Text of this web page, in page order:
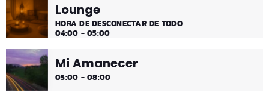
Lounge
HORA DE DESCONECTAR DE TODO
04:00 - 05:00
Mi Amanecer
05:00 - 08:00